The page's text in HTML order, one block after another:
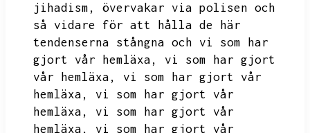
jihadism,
övervakar via polisen och
så vidare för att hålla de här
tendenserna stångna och vi som har
gjort vår hemläxa,
vi som har gjort
vår hemläxa,
vi som har gjort vår
hemläxa,
vi som har gjort vår
hemläxa,
vi som har gjort vår
hemläxa,
vi som har gjort vår